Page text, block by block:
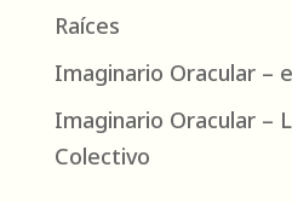
Raíces
Imaginario Oracular –
Imaginario Oracular –
Colectivo